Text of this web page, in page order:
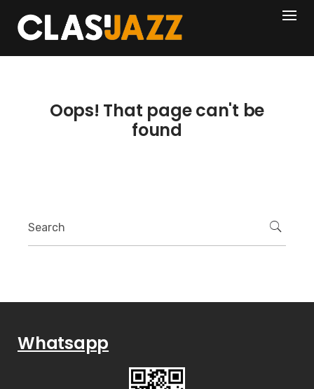
content
404
Oops! That page can't be
found
Whatsapp